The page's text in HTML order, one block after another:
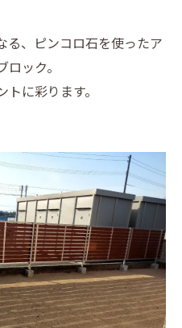
る、ピンコロ石を使ったア
ロック。
に彩ります。